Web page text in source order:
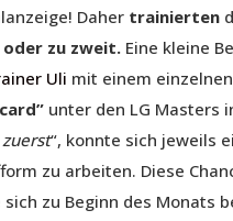
Daher trainierten
oder zu zweit. Eine kleine
Uli mit einem
unter den LG Masters
“, konnte sich jeweils
zu arbeiten. Diese
zu Beginn des Monats